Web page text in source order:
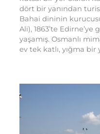
dört bir yanından
Bahai dininin
Ali), 1863’te
yaşamış. Osmanlı
ev tek katlı, yığma bir